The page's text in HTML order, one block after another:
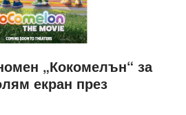
„Кокомелън“ за
екран през